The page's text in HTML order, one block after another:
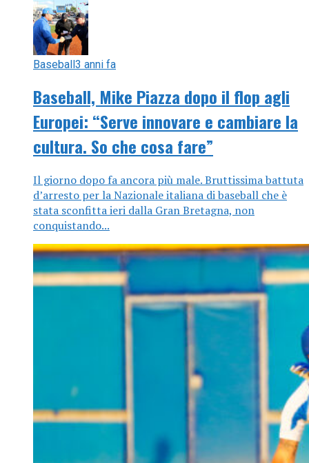
Baseball3 anni fa
Baseball, Mike Piazza dopo il flop agli
Europei: “Serve innovare e cambiare la
cultura. So che cosa fare”
Il giorno dopo fa ancora più male. Bruttissima battuta
d’arresto per la Nazionale italiana di baseball che è
stata sconfitta ieri dalla Gran Bretagna, non
conquistando...